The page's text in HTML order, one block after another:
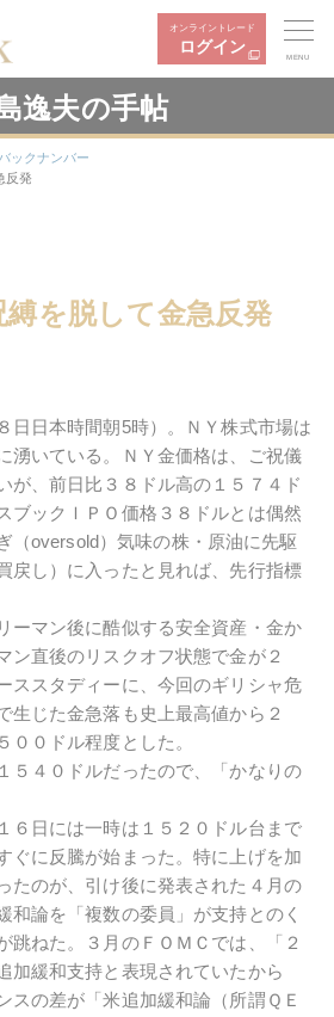
オンライントレード
ログイン
MENU
逸夫の手帖
バックナンバー
反発
を脱して金急反発
日日本時間朝5時）。ＮＹ株式市場は
湧いている。ＮＹ金価格は、ご祝儀
が、前日比３８ドル高の１５７４ド
ブックＩＰＯ価格３８ドルとは偶然
（oversold）気味の株・原油に先駆
戻し）に入ったと見れば、先行指標
ーマン後に酷似する安全資産・金か
ン直後のリスクオフ状態で金が２
ススタディーに、今回のギリシャ危
生じた金急落も史上最高値から２
００ドル程度とした。
５４０ドルだったので、「かなりの
６日には一時は１５２０ドル台まで
ぐに反騰が始まった。特に上げを加
たのが、引け後に発表された４月の
和論を「複数の委員」が支持とのく
跳ねた。３月のＦＯＭＣでは、「２
加緩和支持と表現されていたから
スの差が「米追加緩和論（所謂ＱＥ